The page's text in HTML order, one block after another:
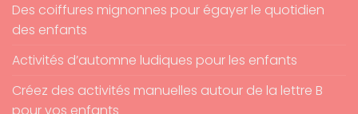
Des coiffures mignonnes pour égayer le quotidien
des enfants
Activités d’automne ludiques pour les enfants
Créez des activités manuelles autour de la lettre B